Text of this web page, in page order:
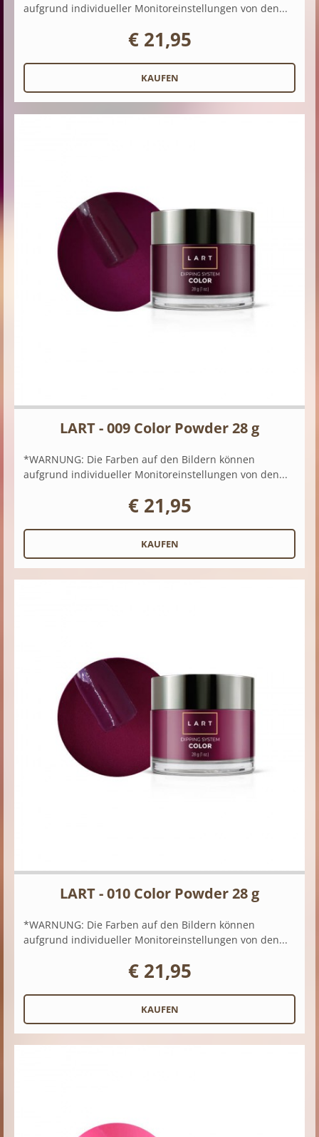
aufgrund individueller Monitoreinstellungen von den...
€ 21,95
LART - 009 Color Powder 28 g
*WARNUNG: Die Farben auf den Bildern können
aufgrund individueller Monitoreinstellungen von den...
€ 21,95
LART - 010 Color Powder 28 g
*WARNUNG: Die Farben auf den Bildern können
aufgrund individueller Monitoreinstellungen von den...
€ 21,95